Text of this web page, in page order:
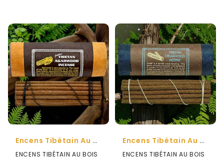
Encens Tibétain Au Bois D'Agar
ENCENS TIBÉTAIN AU BOIS
Encens Tibétain Au Bois De Cèdre
ENCENS TIBÉTAIN AU BOIS